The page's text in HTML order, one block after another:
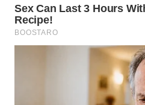
WN
KALTARA